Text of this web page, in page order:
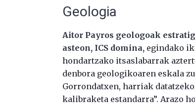
Geologia
Aitor Payros geologoak
asteon, ICS domina, egindako
hondartzako itsaslabarrak
denbora geologikoaren eskala
Gorrondatxen, harriak
kalibraketa estandarra”. Arazo